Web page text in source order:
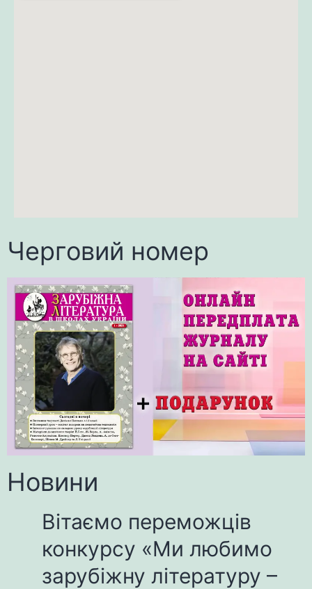
Черговий номер
Новини
Вітаємо переможців
конкурсу «Ми любимо
зарубіжну літературу –